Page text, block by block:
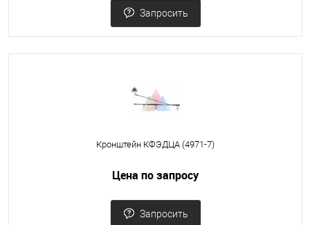
Запросить
Кронштейн КФЭДЦА (4971-7)
Цена по запросу
Запросить